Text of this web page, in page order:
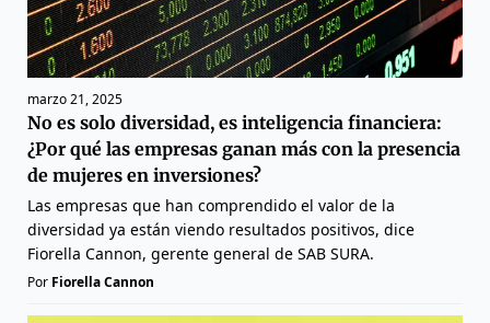
marzo 21, 2025
No es solo diversidad, es inteligencia financiera:
¿Por qué las empresas ganan más con la presencia
de mujeres en inversiones?
Las empresas que han comprendido el valor de la
diversidad ya están viendo resultados positivos, dice
Fiorella Cannon, gerente general de SAB SURA.
Por Fiorella Cannon